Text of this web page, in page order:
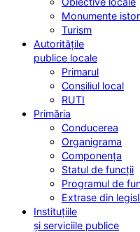
Monumente
Turism
Autoritățile
publice locale
Primarul
Consiliul local
RUTI
Primăria
Conducerea
Organigrama
Componența
Statul de funcții
Programul de
Extrase din
Instituțiile
și serviciile publice